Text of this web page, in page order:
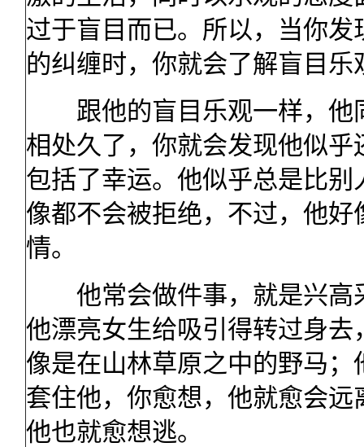
过于盲目而已。所以，当你
的纠缠时，你就会了解盲目乐
跟他的盲目乐观一样，他
相处久了，你就会发现他似
包括了幸运。他似乎总是比
像都不会被拒绝，不过，他
情。
他常会做件事，就是兴高
他漂亮女生给吸引得转过身
像是在山林草原之中的野马
套住他，你愈想，他就愈会
他也就愈想逃。